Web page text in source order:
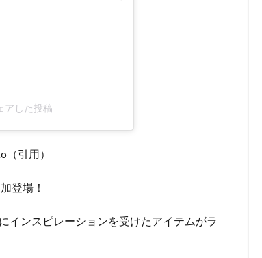
アした投稿
（引用）
登場！
インスピレーションを受けたアイテムがラ